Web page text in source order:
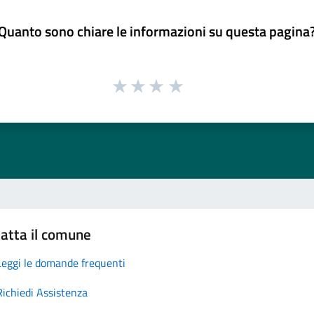
sono chiare le informazioni su questa
il comune
le domande frequenti
Assistenza